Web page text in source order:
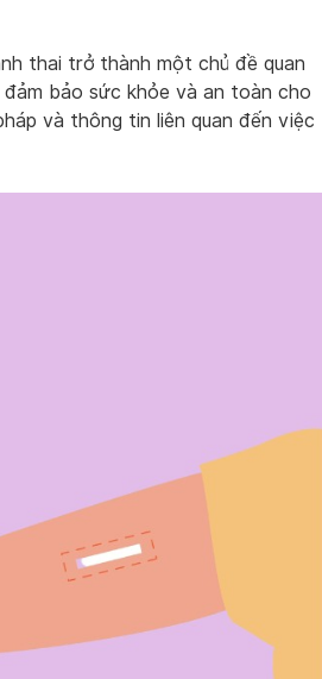
thai trở thành một chủ đề quan
bảo sức khỏe và an toàn cho
và thông tin liên quan đến việc